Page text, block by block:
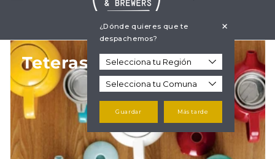
¿Dónde quieres que te
despachemos?
+
Guardar Más tarde
C
o
l
e
c
Teteras para Té